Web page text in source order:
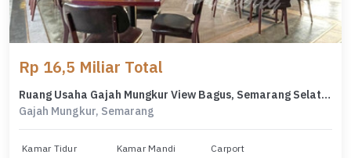
Rp 16,5 Miliar Total
Ruang Usaha Gajah Mungkur View Bagus, Semarang Selatan Vn Tt 8067
Gajah Mungkur, Semarang
Kamar Tidur Kamar Mandi Carport